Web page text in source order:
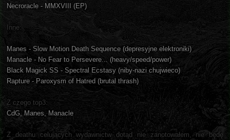
Necroracle - MMXVIII (EP)
Inne:
Manes - Slow Motion Death Sequence (depresyjne elektroniki)
Manacle - No Fear to Persevere... (heavy/speed/power)
Black Magick SS - Spectral Ecstasy (niby-nazi chujwieco)
Rapture - Paroxysm of Hatred (brutal thrash)
Z czego top3:
CdG, Manes, Manacle
Z deathu celujących wydawnictw dotąd nie zanotowałem, nie będę